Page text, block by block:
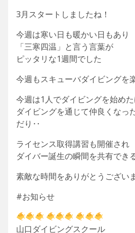
3月スタートしましたね！
今週は寒い日も暖かい日もあり
「三寒四温」と言う言葉が
ピッタリな1週間でした
今週もスキューバダイビングを
今週は1人でダイビングを始め
ダイビングを通じて仲良くなっ
だり‥
ライセンス取得講習も開催され
ダイバー誕生の瞬間を共有でき
素敵な時間をありがとうござい
#お知らせ
山口ダイビングスクール